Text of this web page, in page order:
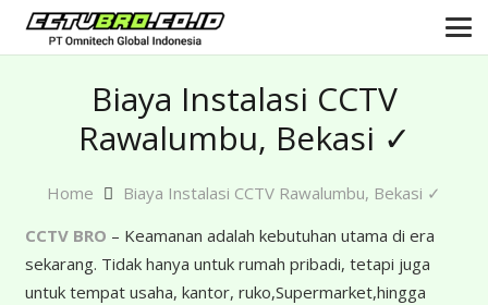
Biaya Instalasi CCTV
Rawalumbu, Bekasi ✓
Home
Biaya Instalasi CCTV Rawalumbu, Bekasi ✓
CCTV BRO – Keamanan adalah kebutuhan utama di era
sekarang. Tidak hanya untuk rumah pribadi, tetapi juga
untuk tempat usaha, kantor, ruko,Supermarket,hingga